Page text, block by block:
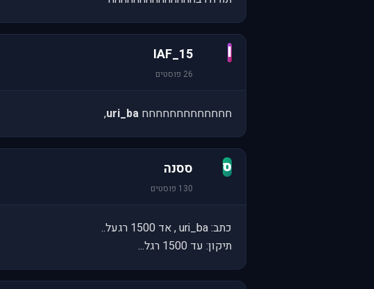
I
IAF_15
26 פוסטים
חחחחחחחחחחחחח uri_ba
,
ס ססנה
130 פוסטים
כתב: uri_ba , אד 1500 רגעל..
תיקון: עד 1500 רגל...